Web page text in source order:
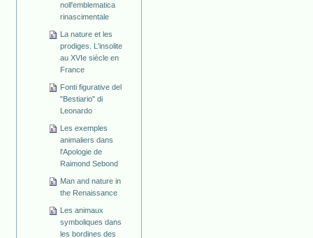
noll'emblematica
rinascimentale
La nature et les
prodiges. L'insolite
au XVIe siècle en
France
Fonti figurative del
"Bestiario" di
Leonardo
Les exemples
animaliers dans
l'Apologie de
Raimond Sebond
Man and nature in
the Renaissance
Les animaux
symboliques dans
les bordines des